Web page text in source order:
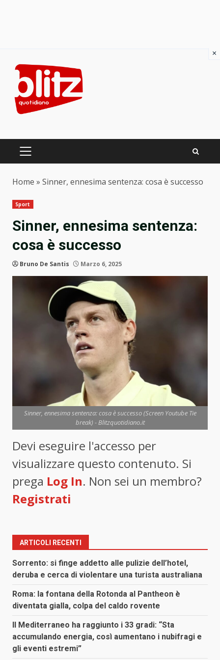
content
PRIMARY
Home » Sinner, ennesima sentenza: cosa è successo
Sport
Sinner, ennesima sentenza:
cosa è successo
Bruno De Santis Marzo 6, 2025
Sinner, ennesima sentenza: cosa è successo (Screen Youtube Tie
break) - Blitzquotidiano.it
Devi eseguire l'accesso per
visualizzare questo contenuto. Si
prega Log In. Non sei un membro?
Registrati
ARTICOLI RECENTI
Sorrento: si finge addetto alle pulizie dell’hotel,
deruba e cerca di violentare una turista australiana
Roma: la fontana della Rotonda al Pantheon è
diventata gialla, colpa del caldo rovente
Il Mediterraneo ha raggiunto i 33 gradi: “Sta
accumulando energia, così aumentano i nubifragi e
gli eventi estremi”
×